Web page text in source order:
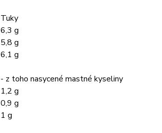
Tuky
6,3 g
5,8 g
6,1 g
- z toho nasycené mastné kyseliny
1,2 g
0,9 g
1 g